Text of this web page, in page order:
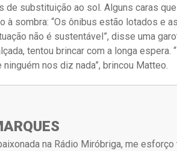
substituição ao sol. Alguns caras
à sombra: “Os ônibus estão lotados e
não é sustentável”, disse uma
tentou brincar com a longa espera.
nos diz nada”, brincou Matteo.
na Rádio Miróbriga, me